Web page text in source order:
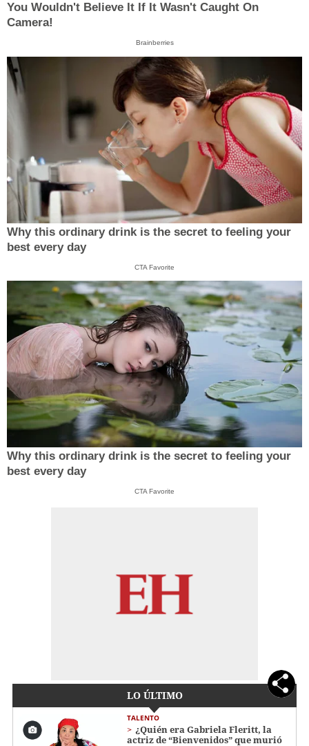
You Wouldn't Believe It If It Wasn't Caught On
Camera!
Brainberries
Why this ordinary drink is the secret to feeling your
best every day
CTA Favorite
Why this ordinary drink is the secret to feeling your
best every day
CTA Favorite
LO ÚLTIMO
TALENTO
¿Quién era Gabriela Fleritt, la
actriz de “Bienvenidos” que murió